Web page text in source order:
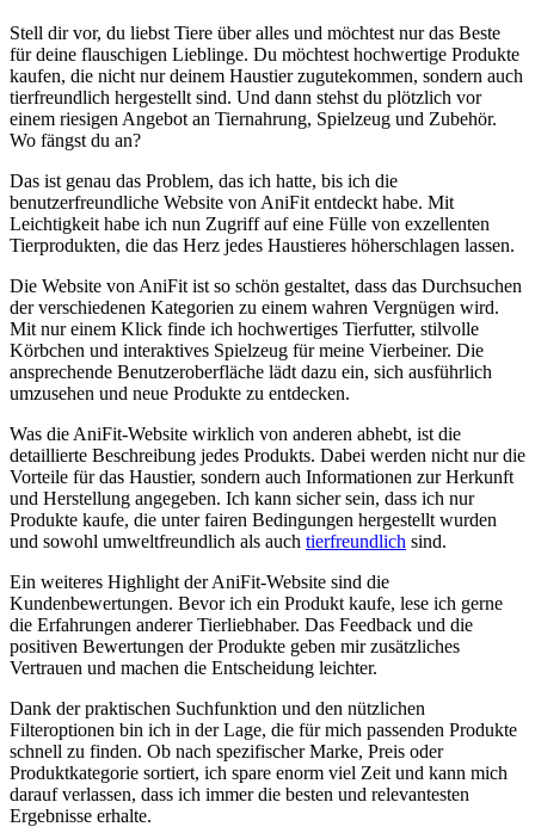
Stell dir vor, du liebst Tiere über alles und möchtest‌ nur das Beste
für‍ deine ⁤flauschigen ‌Lieblinge. Du möchtest hochwertige Produkte
kaufen, die nicht nur deinem Haustier zugutekommen, sondern auch
tierfreundlich hergestellt sind. Und dann⁣ stehst du plötzlich vor
⁤einem riesigen Angebot an ⁢Tiernahrung, Spielzeug und Zubehör.
Wo fängst‍ du an?
Das ‍ist genau das Problem, das ich ‍hatte, bis ich die
‍benutzerfreundliche Website⁢ von AniFit entdeckt habe.⁤ Mit
Leichtigkeit⁤ habe​ ich nun Zugriff auf eine Fülle ​von exzellenten
Tierprodukten, die das Herz jedes Haustieres höherschlagen lassen.
Die​ Website ​von AniFit ist so schön gestaltet, dass ‍das Durchsuchen
der verschiedenen Kategorien zu ‌einem⁢ wahren‌ Vergnügen wird.
Mit nur ‌einem Klick finde ich hochwertiges ‍Tierfutter,⁢ stilvolle
Körbchen und interaktives Spielzeug​ für meine Vierbeiner. Die
⁢ansprechende Benutzeroberfläche lädt dazu ein, sich ausführlich
umzusehen‌ und neue ⁣Produkte zu entdecken.
Was die AniFit-Website wirklich von anderen abhebt, ist die
detaillierte Beschreibung jedes Produkts. Dabei⁤ werden nicht nur ⁣die
Vorteile für das Haustier, sondern ⁢auch Informationen zur Herkunft
und Herstellung angegeben. Ich kann sicher sein, dass ich nur
⁢Produkte kaufe,‍ die‌ unter​ fairen Bedingungen hergestellt wurden
und ⁤sowohl umweltfreundlich​ als auch tierfreundlich sind.
Ein weiteres Highlight der AniFit-Website sind die
Kundenbewertungen. Bevor ich ein Produkt kaufe, lese ich gerne
die Erfahrungen ⁢anderer Tierliebhaber. Das Feedback und die
positiven Bewertungen der Produkte⁤ geben mir zusätzliches
Vertrauen und machen ⁤die Entscheidung​ leichter.
Dank der​ praktischen Suchfunktion und den nützlichen
‌Filteroptionen bin ich in der Lage, die für mich passenden​ Produkte
schnell‍ zu finden. Ob nach spezifischer Marke, Preis oder
Produktkategorie sortiert, ich ‌spare‌ enorm viel Zeit und kann mich
darauf verlassen, dass‍ ich immer die besten‍ und relevantesten
Ergebnisse erhalte.